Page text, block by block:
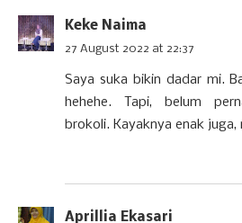
Keke Naima
27 August 2022 at 22:37
Saya suka bikin dadar mi.
hehehe. Tapi, belum
brokoli. Kayaknya enak juga,
Aprillia Ekasari